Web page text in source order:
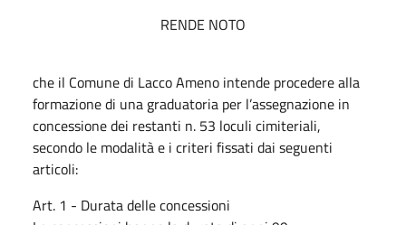
RENDE NOTO
che il Comune di Lacco Ameno intende procedere alla
formazione di una graduatoria per l’assegnazione in
concessione dei restanti n. 53 loculi cimiteriali,
secondo le modalità e i criteri fissati dai seguenti
articoli:
Art. 1 - Durata delle concessioni